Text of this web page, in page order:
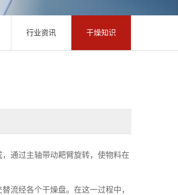
行业资讯 干燥知识
通过主轴带动耙臂旋转，使物料在
流经各个干燥盘。在这一过程中，